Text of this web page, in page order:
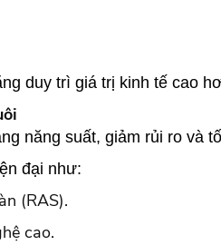
duy trì giá trị kinh tế cao
năng suất, giảm rủi ro và
đại như:
(RAS).
cao.